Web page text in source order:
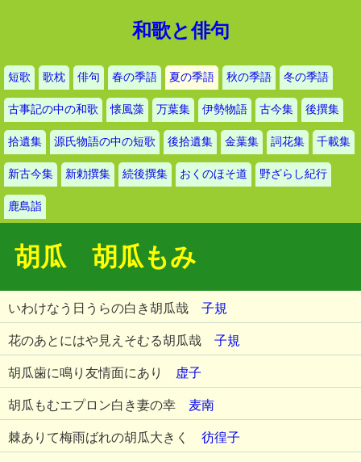
和歌と俳句
短歌 歌枕 俳句 春の季語 夏の季語 秋の季語 冬の季語
古事記の中の和歌 懐風藻 万葉集 伊勢物語 古今集 後撰集
拾遺集 源氏物語の中の短歌 後拾遺集 金葉集 詞花集 千載集
新古今集 新勅撰集 続後撰集 おくのほそ道 野ざらし紀行
鹿島詣
胡瓜 胡瓜もみ
いわけなう日うらの白き胡瓜哉 子規
花のあとにはや見えそむる胡瓜哉 子規
胡瓜歯に鳴り友情面にあり 虚子
胡瓜もむエプロン白き妻の幸 麦南
棘ありて梅雨ばれの胡瓜大きく 彷徨子